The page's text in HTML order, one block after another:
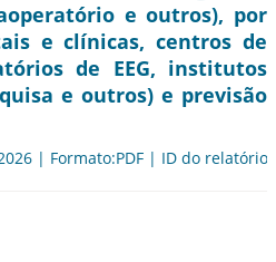
e outros), por
e clínicas, centros de
de EEG, institutos
e outros) e previsão
| Formato:PDF | ID do relatório: